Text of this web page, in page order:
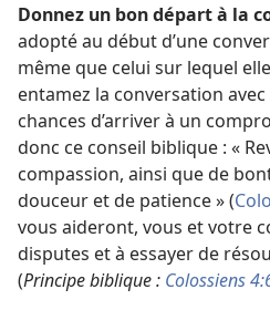
Donnez un bon départ à la
adopté au début d’une
même que celui sur lequel
entamez la conversation
chances d’arriver à un
donc ce conseil biblique : «
compassion, ainsi que de
douceur et de patience » (
vous aideront, vous et votre
disputes et à essayer de
(Principe biblique : Colossiens